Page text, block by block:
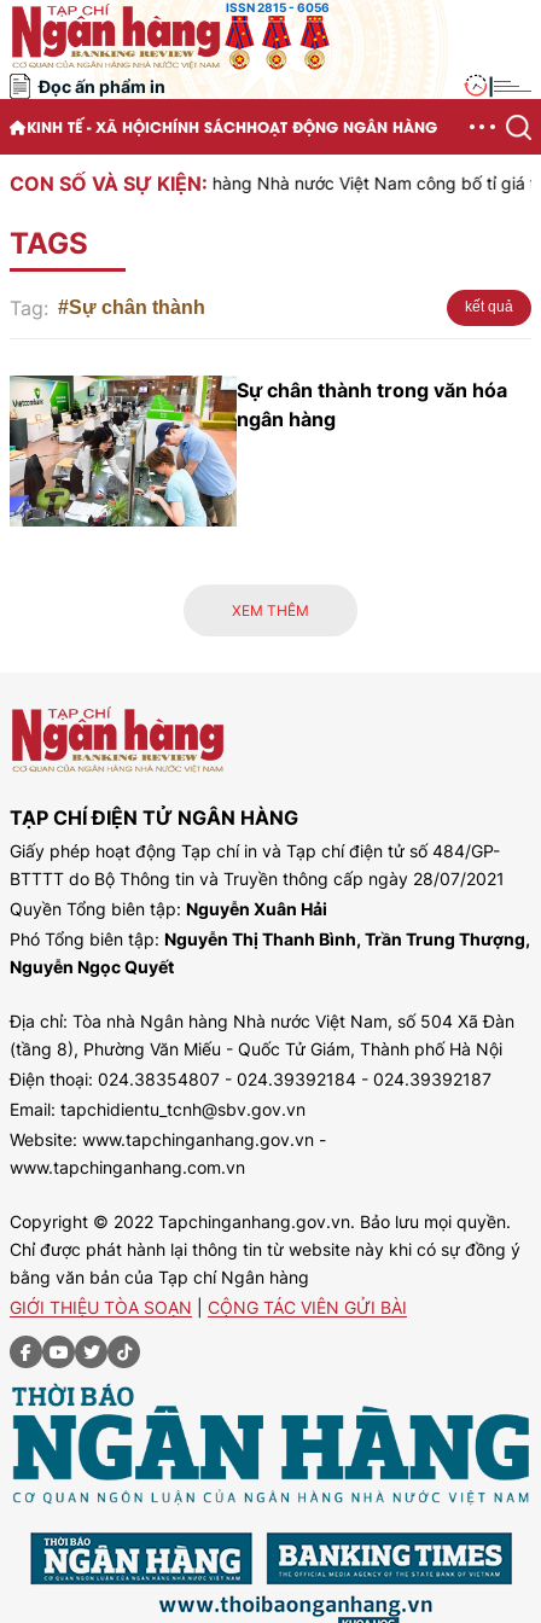
ISSN 2815 - 6056
Đọc ấn phẩm in
KINH TẾ - XÃ HỘICHÍNH SÁCHHOẠT ĐỘNG NGÂN HÀNG
CON SỐ VÀ SỰ KIỆN:Ngân hàng Nhà nước Việt Nam công bố tỉ giá
TAGS
Tag: #Sự chân thành kết quả
Sự chân thành trong văn hóa
ngân hàng
XEM THÊM
TẠP CHÍ ĐIỆN TỬ NGÂN HÀNG
Giấy phép hoạt động Tạp chí in và Tạp chí điện tử số 484/GP-
BTTTT do Bộ Thông tin và Truyền thông cấp ngày 28/07/2021
Quyền Tổng biên tập: Nguyễn Xuân Hải
Phó Tổng biên tập: Nguyễn Thị Thanh Bình, Trần Trung Thượng,
Nguyễn Ngọc Quyết
Địa chỉ: Tòa nhà Ngân hàng Nhà nước Việt Nam, số 504 Xã Đàn
(tầng 8), Phường Văn Miếu - Quốc Tử Giám, Thành phố Hà Nội
Điện thoại: 024.38354807 - 024.39392184 - 024.39392187
Email: tapchidientu_tcnh@sbv.gov.vn
Website: www.tapchinganhang.gov.vn -
www.tapchinganhang.com.vn
Copyright © 2022 Tapchinganhang.gov.vn. Bảo lưu mọi quyền.
Chỉ được phát hành lại thông tin từ website này khi có sự đồng ý
bằng văn bản của Tạp chí Ngân hàng
GIỚI THIỆU TÒA SOẠN
CỘNG TÁC VIÊN GỬI BÀI